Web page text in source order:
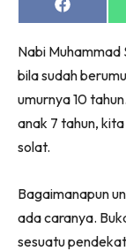
Share
on
Nabi Muhammad
bila sudah
umurnya 10
anak 7 tahun,
solat.
Bagaimanapun
ada caranya.
sesuatu